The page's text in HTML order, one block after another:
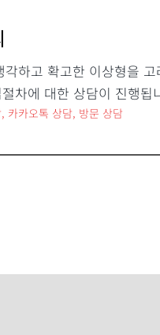
하고 확고한 이상형을 고
차에 대한 상담이 진행됩
카카오톡 상담, 방문 상담